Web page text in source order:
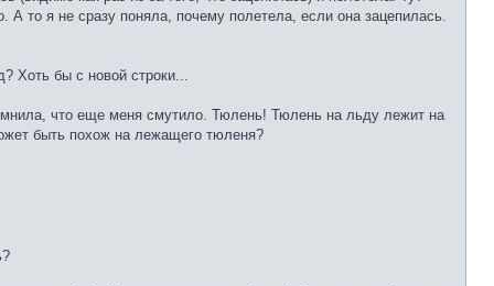
А то я не сразу поняла, почему полетела, если она зацепилась.
Хоть бы с новой строки...
что еще меня смутило. Тюлень! Тюлень на льду лежит на
быть похож на лежащего тюленя?